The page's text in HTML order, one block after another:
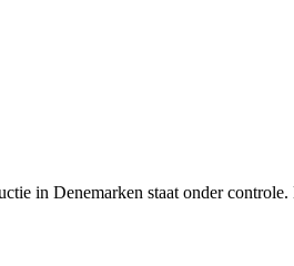
in Denemarken staat onder